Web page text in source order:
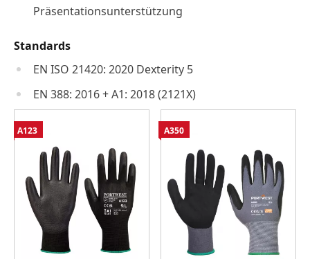
Präsentationsunterstützung
Standards
EN ISO 21420: 2020 Dexterity 5
EN 388: 2016 + A1: 2018 (2121X)
A123 A350